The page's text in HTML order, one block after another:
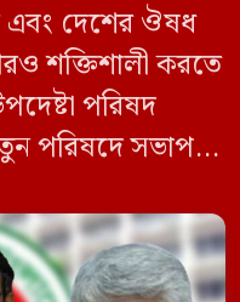
এবং দেশের ঔষধ
শক্তিশালী করতে
পরিষদ
পরিষদে সভাপতি
স্বাস্থ্য ও
সচিব। একই সঙ্গে